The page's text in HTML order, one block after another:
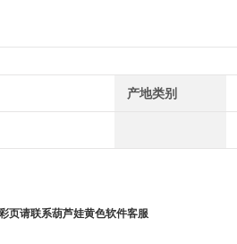
产地类别
、彩页请联系葫芦娃黄色软件客服